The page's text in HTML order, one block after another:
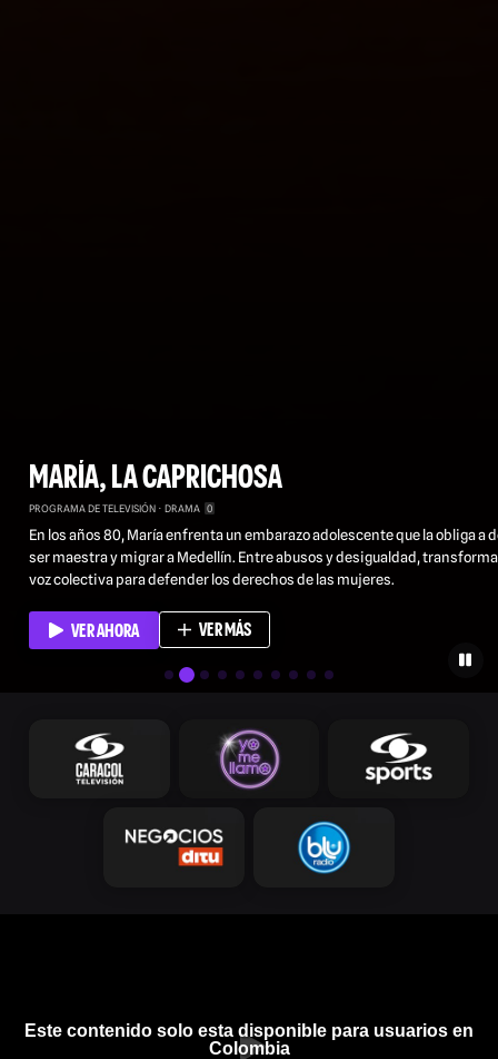
MARÍA, LA CAPRICHOSA
PROGRAMA DE TELEVISIÓN DRAMA 0
En los años 80, María enfrenta un embarazo adolescente que la obliga a
ser maestra y migrar a Medellín. Entre abusos y desigualdad,
voz colectiva para defender los derechos de las mujeres.
VER AHORA VER MÁS
Este contenido solo esta disponible para usuarios en
Colombia